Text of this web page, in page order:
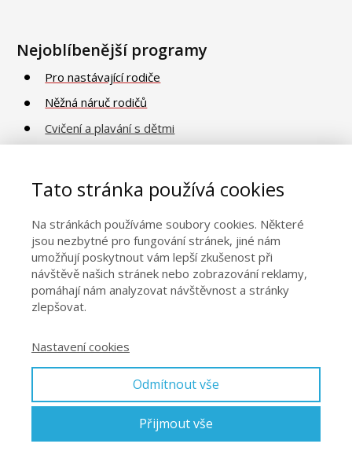
Nejoblíbenější programy
Pro nastávající rodiče
Něžná náruč rodičů
Cvičení a plavání s dětmi
Obecné informace
Naše centra
Kontakty
© 2026 Eva Kiedroňová
Tato stránka používá cookies
Na stránkách používáme soubory cookies. Některé
jsou nezbytné pro fungování stránek, jiné nám
umožňují poskytnout vám lepší zkušenost při
návštěvě našich stránek nebo zobrazování reklamy,
pomáhají nám analyzovat návštěvnost a stránky
zlepšovat.
Nastavení cookies
Odmítnout vše
Přijmout vše